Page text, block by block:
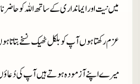
میں نیت اور ایمانداری کے ساتھ اللہ کو
عزم رکھتا ہوں آپ کو بلکل ٹھیک نسخے بتاتا
میرے اپنے آزمودہ ہوتے ہیں آپ کی دُعاؤں